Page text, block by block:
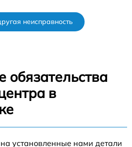
неисправность
обязательства
в
установленные нами детали